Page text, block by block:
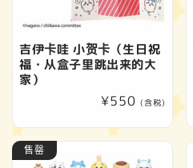
吉伊卡哇 小贺卡（生日祝
福・从盒子里跳出来的大
家）
常
价
格
¥550 (含税)
售罄